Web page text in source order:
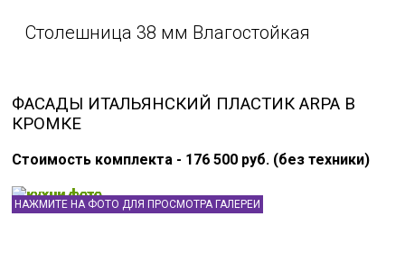
Столешница 38 мм Влагостойкая
ФАСАДЫ ИТАЛЬЯНСКИЙ ПЛАСТИК ARPA В
КРОМКЕ
Стоимость комплекта - 176 500 руб. (без техники)
НАЖМИТЕ НА ФОТО ДЛЯ ПРОСМОТРА ГАЛЕРЕИ